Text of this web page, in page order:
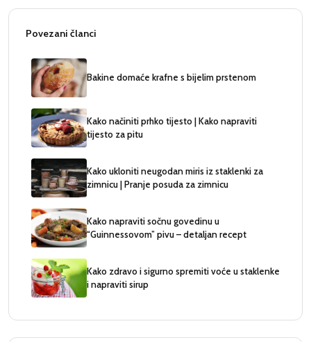
Povezani članci
Bakine domaće krafne s bijelim prstenom
Kako načiniti prhko tijesto | Kako napraviti
tijesto za pitu
Kako ukloniti neugodan miris iz staklenki za
zimnicu | Pranje posuda za zimnicu
Kako napraviti sočnu govedinu u
“Guinnessovom” pivu – detaljan recept
Kako zdravo i sigurno spremiti voće u staklenke
i napraviti sirup